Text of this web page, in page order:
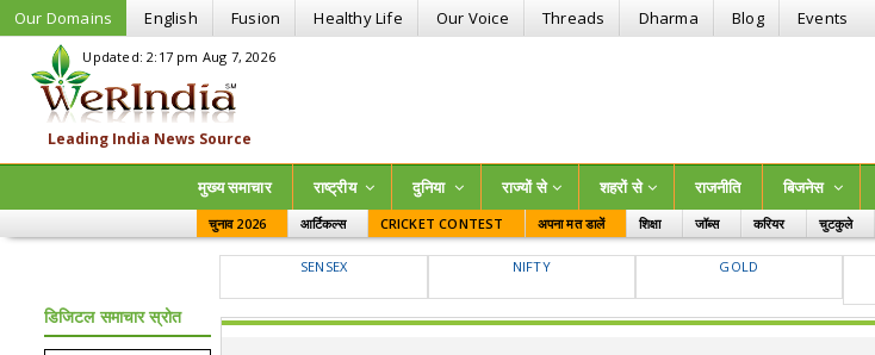
Our Domains English Fusion Healthy Life Our Voice Threads Dharma Blog Events
Updated: 2:17 pm Aug 7, 2026
मुख्य समाचार राष्ट्रीय दुनिया राज्‍यों से शहरों से राजनीति बिजनेस
चुनाव 2026 आर्टिकल्स CRICKET CONTEST अपना मत डालें शिक्षा जॉब्स करियर चुटकुले
SENSEX NIFTY GOLD
डिजिटल समाचार स्रोत